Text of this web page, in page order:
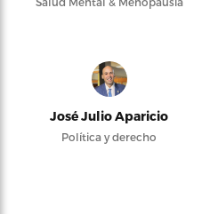
José Julio Aparicio
Política y derecho